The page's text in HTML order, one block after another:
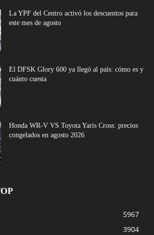
La YPF del Centro activó los descuentos para
este mes de agosto
El DFSK Glory 600 ya llegó al país: cómo es y
cuánto cuesta
Honda WR-V VS Toyota Yaris Cross: precios
congelados en agosto 2026
5967
3904